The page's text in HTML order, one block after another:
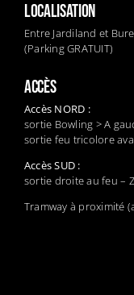
LOCALISATION
Entre Jardiland et
(Parking GRATUIT)
ACCÈS
Accès NORD :
sortie Bowling > A
sortie feu tricolore
Accès SUD :
sortie droite au feu –
Tramway à proximité